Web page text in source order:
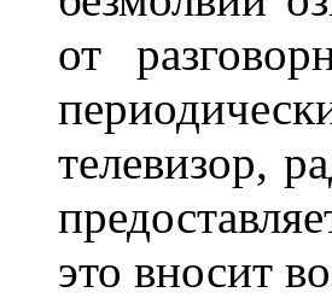
от
телевизор,
это вносит